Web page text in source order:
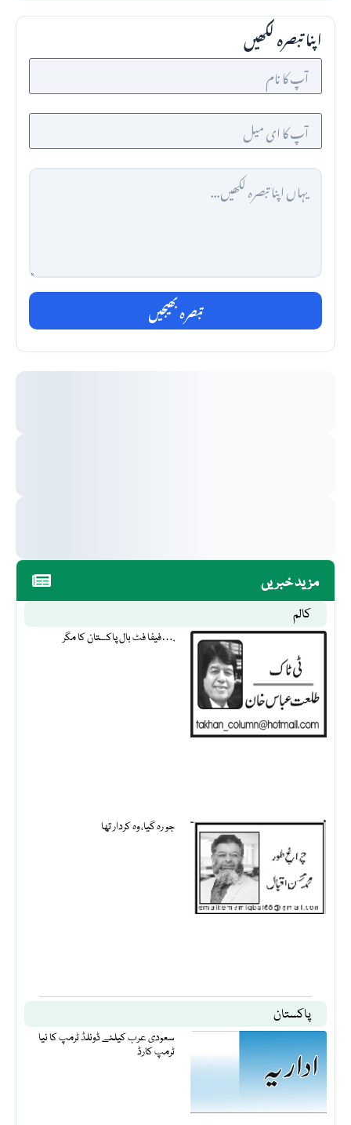
مزید خبریں
کالم
فیفا فٹ بال پاکستان کا مگر….
جو رہ گیا، وہ کردار تھا
پاکستان
سعودی عرب کیلئے ڈونلڈ ٹرمپ کا نیا
ٹرمپ کارڈ
اپنا تبصرہ لکھیں
تبصرہ بھیجیں